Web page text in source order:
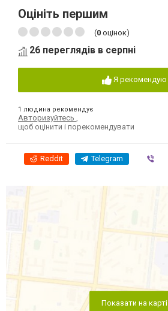
Оцініть першим
(0 оцінок)
26 переглядів в серпні
Я рекомендую
1 людина рекомендує
Авторизуйтесь
щоб оцінити і порекомендувати
Reddit Telegram
Показати на карті